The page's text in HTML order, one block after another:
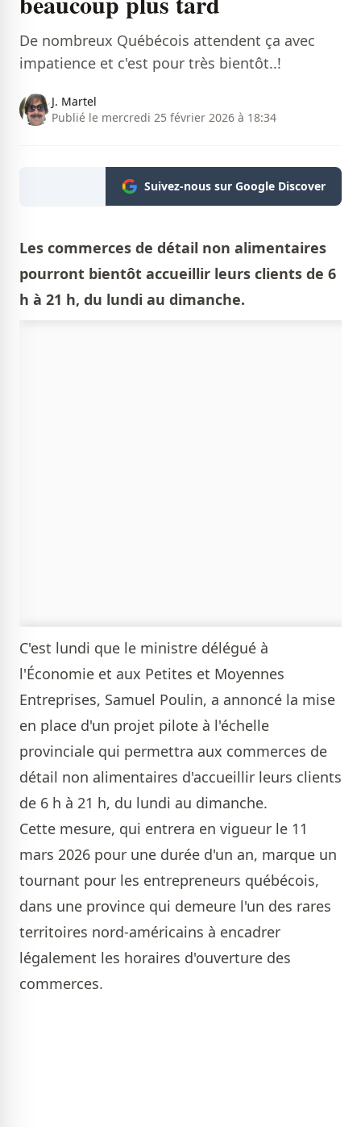
De nombreux Québécois attendent ça avec
impatience et c'est pour très bientôt..!
J. Martel
Publié le mercredi 25 février 2026 à 18:34
Suivez-nous sur Google Discover
Les commerces de détail non alimentaires
pourront bientôt accueillir leurs clients de 6
h à 21 h, du lundi au dimanche.
C'est lundi que le ministre délégué à
l'Économie et aux Petites et Moyennes
Entreprises, Samuel Poulin, a annoncé la mise
en place d'un projet pilote à l'échelle
provinciale qui permettra aux commerces de
détail non alimentaires d'accueillir leurs clients
de 6 h à 21 h, du lundi au dimanche.
Cette mesure, qui entrera en vigueur le 11
mars 2026 pour une durée d'un an, marque un
tournant pour les entrepreneurs québécois,
dans une province qui demeure l'un des rares
territoires nord-américains à encadrer
légalement les horaires d'ouverture des
commerces.